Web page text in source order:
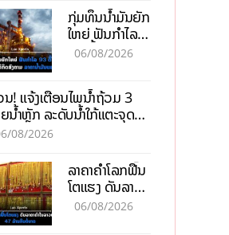
ລະບາດທົ່ວ
ປະເທດ
ກຸ່ມທຶນນ້ຳມັນຍັກ
ໃຫຍ່ ຟັນກຳໄລ
93 ຕື້ໂດລາ
ນໍ້າມັນແພງ
06/08/2026
ນ! ແຈ້ງເຕືອນໄພນໍ້າຖ້ວມ 3
ນໍ້າຫຼັກ ລະດັບນໍ້າໃກ້ແຕະຈຸດ
ຕະລາຍ
08/2026
ລາຄາຄຳໂລກຟື້ນ
ໂຕແຮງ ດັນລາຄາ
ຄຳໃນລາວທະລຸ
06/08/2026